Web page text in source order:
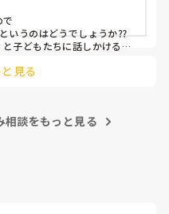
いうのはどうでしょうか⁇
子どもたちに話しかけると
見る
相談をもっと見る